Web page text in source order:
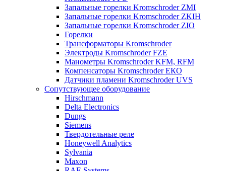
Запальные горелки Kromschroder ZМI
Запальные горелки Kromschroder ZKIH
Запальные горелки Kromschroder ZIO
Горелки
Трансформаторы Kromschroder
Электроды Kromschroder FZE
Манометры Kromschroder KFM, RFM
Компенсаторы Kromschroder ЕКО
Датчики пламени Kromschroder UVS
Сопутствующее оборудование
Hirschmann
Delta Electronics
Dungs
Siemens
Твердотельные реле
Honeywell Analytics
Sylvania
Maxon